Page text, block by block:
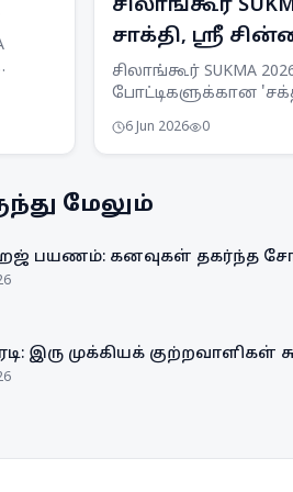
சிலாங்கூர்
சாக்தி, ஸ்ரீ
அதிகாரப்பூர்வப்
வெளியீடு
சிலாங்கூர் SUKMA
போட்டிகளுக்கான
மற்றும் 'Rentak Kita, Aksi
அதிகாரப்பூர்வப் பாடல்
6 Jun 2026 0
மேலும்
பயணம்: கனவுகள் தகர்ந்த
இரு முக்கியக் குற்றவாளிகள்